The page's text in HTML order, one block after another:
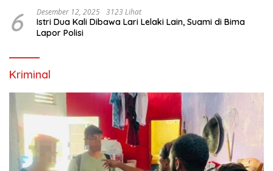
6 Desember 12, 2025 3123 Lihat
Istri Dua Kali Dibawa Lari Lelaki Lain, Suami di Bima
Lapor Polisi
Kriminal